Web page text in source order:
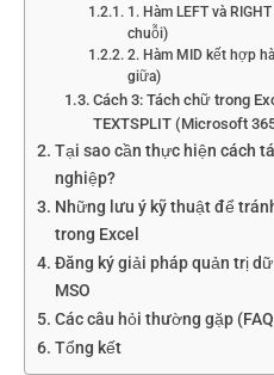
1. Hàm LEFT và
chuỗi)
2. Hàm MID kết hợp
giữa)
Cách 3: Tách chữ trong
TEXTSPLIT (Microsoft
Tại sao cần thực hiện cách
nghiệp?
Những lưu ý kỹ thuật để
trong Excel
Đăng ký giải pháp quản trị
MSO
Các câu hỏi thường gặp
Tổng kết